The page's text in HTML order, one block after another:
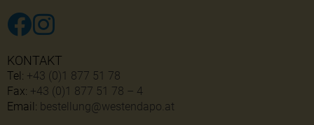
KONTAKT
Tel: +43 (0)1 877 51 78
Fax: +43 (0)1 877 51 78 – 4
Email: bestellung@westendapo.at